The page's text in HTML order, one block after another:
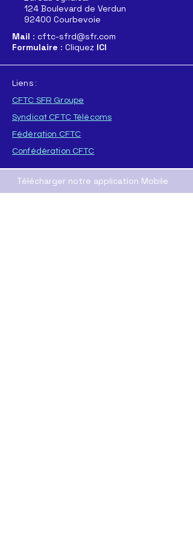
124 Boulevard de Verdun
92400 Courbevoie
Mail : cftc-sfrd@sfr.com
Formulaire : Cliquez ICI
Liens :
CFTC SFR Groupe
Syndicat CFTC Télécoms
Fédération CFTC
Confédération CFTC
Télécharger notre application Mobile